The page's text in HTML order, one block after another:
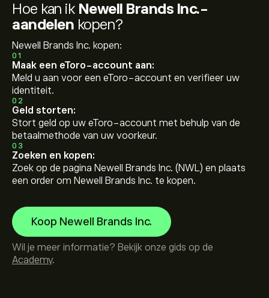
Hoe kan ik Newell Brands Inc.-
aandelen kopen?
Newell Brands Inc. kopen:
01
Maak een eToro-account aan:
Meld u aan voor een eToro-account en verifieer uw
identiteit.
02
Geld storten:
Stort geld op uw eToro-account met behulp van de
betaalmethode van uw voorkeur.
03
Zoeken en kopen:
Zoek op de pagina Newell Brands Inc. (NWL) en plaats
een order om Newell Brands Inc. te kopen.
Koop Newell Brands Inc.
Wil je meer informatie? Bekijk onze gids op de
Academy.